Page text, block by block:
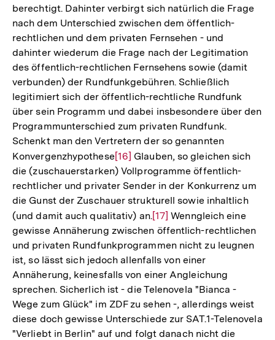
Auflösung
der
berechtigt. Dahinter verbirgt sich natürlich die Frage
nach dem Unterschied zwischen dem öffentlich-
rechtlichen und dem privaten Fernsehen - und
dahinter wiederum die Frage nach der Legitimation
des öffentlich-rechtlichen Fernsehens sowie (damit
verbunden) der Rundfunkgebühren. Schließlich
legitimiert sich der öffentlich-rechtliche Rundfunk
über sein Programm und dabei insbesondere über den
Programmunterschied zum privaten Rundfunk.
Schenkt man den Vertretern der so genannten
KonvergenzhypotheseZur
Auflösung
der
Fußnote
[16] Glauben, so gleichen sich
die (zuschauerstarken) Vollprogramme öffentlich-
rechtlicher und privater Sender in der Konkurrenz um
die Gunst der Zuschauer strukturell sowie inhaltlich
(und damit auch qualitativ) an.Zur
Auflösung
der
Fußnote
[17] Wenngleich eine
gewisse Annäherung zwischen öffentlich-rechtlichen
und privaten Rundfunkprogrammen nicht zu leugnen
ist, so lässt sich jedoch allenfalls von einer
Annäherung, keinesfalls von einer Angleichung
sprechen. Sicherlich ist - die Telenovela "Bianca -
Wege zum Glück" im ZDF zu sehen -, allerdings weist
diese doch gewisse Unterschiede zur SAT.1-Telenovela
"Verliebt in Berlin" auf und folgt danach nicht die